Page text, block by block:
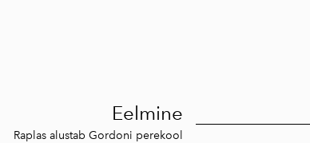
Eelmine
Raplas alustab Gordoni perekool